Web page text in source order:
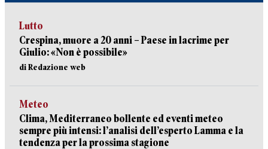
Lutto
Crespina, muore a 20 anni – Paese in lacrime per
Giulio: «Non è possibile»
di Redazione web
Meteo
Clima, Mediterraneo bollente ed eventi meteo
sempre più intensi: l’analisi dell’esperto Lamma e la
tendenza per la prossima stagione